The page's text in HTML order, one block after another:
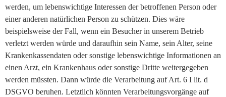
werden, um lebenswichtige Interessen der betroffenen Person oder
einer anderen natürlichen Person zu schützen. Dies wäre
beispielsweise der Fall, wenn ein Besucher in unserem Betrieb
verletzt werden würde und daraufhin sein Name, sein Alter, seine
Krankenkassendaten oder sonstige lebenswichtige Informationen an
einen Arzt, ein Krankenhaus oder sonstige Dritte weitergegeben
werden müssten. Dann würde die Verarbeitung auf Art. 6 I lit. d
DSGVO beruhen. Letztlich könnten Verarbeitungsvorgänge auf